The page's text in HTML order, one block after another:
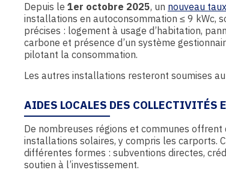
Depuis le 1er octobre 2025, un nouveau
installations en autoconsommation ≤ 9 kWc,
précises : logement à usage d’habitation,
carbone et présence d’un système
pilotant la consommation.
Les autres installations resteront soumises
AIDES LOCALES DES COLLECTIVITÉS
De nombreuses régions et communes
installations solaires, y compris les carports.
différentes formes : subventions directes,
soutien à l’investissement.